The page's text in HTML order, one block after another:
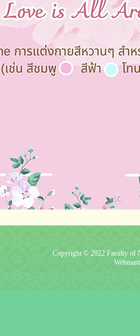
Copyright © 2022 Faculty of